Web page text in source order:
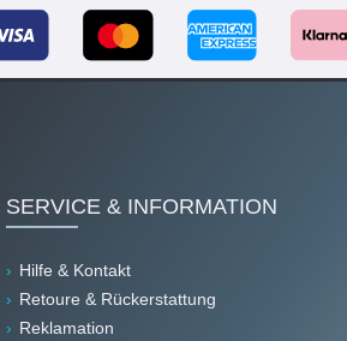
SERVICE & INFORMATION
Hilfe & Kontakt
Retoure & Rückerstattung
Reklamation